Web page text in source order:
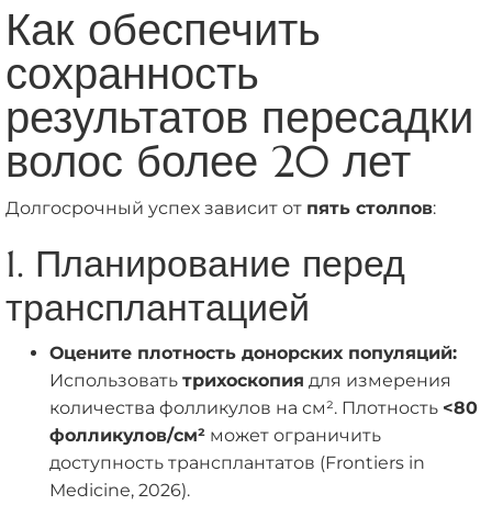
Как обеспечить
сохранность
результатов пересадки
волос более 20 лет
Долгосрочный успех зависит от пять столпов:
1. Планирование перед
трансплантацией
Оцените плотность донорских популяций:
Использовать трихоскопия для измерения
количества фолликулов на см². Плотность <80
фолликулов/см² может ограничить
доступность трансплантатов (Frontiers in
Medicine, 2026).